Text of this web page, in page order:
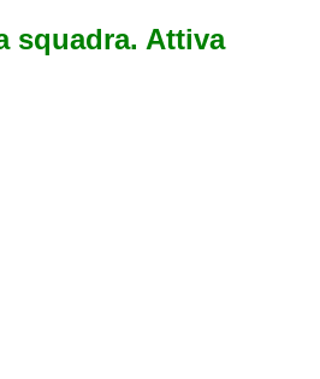
squadra. Attiva